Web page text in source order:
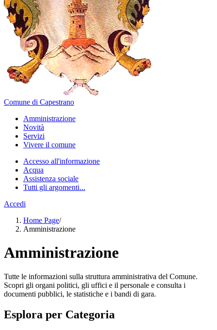
Comune di Capestrano
Amministrazione
Novità
Servizi
Vivere il comune
Accesso all'informazione
Acqua
Assistenza sociale
Tutti gli argomenti...
Accedi
Home Page/
Amministrazione
Amministrazione
Tutte le informazioni sulla struttura amministrativa del Comune.
Scopri gli organi politici, gli uffici e il personale e consulta i
documenti pubblici, le statistiche e i bandi di gara.
Esplora per Categoria